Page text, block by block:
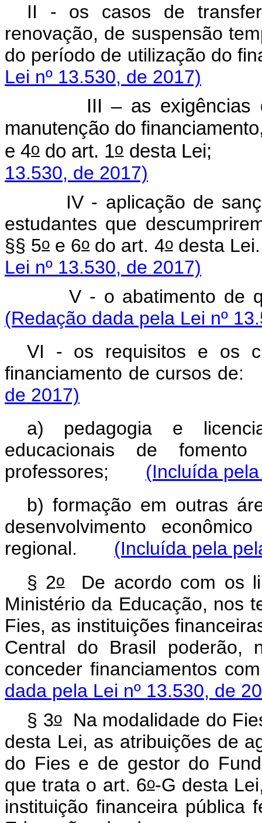
II - os casos de
renovação, de suspensão
do período de utilização
Lei nº 13.530, de 2017)
III – as exigências de
manutenção do
e 4odo art. 1odesta
13.530, de 2017)
IV - aplicação de
estudantes que
§§ 5oe 6odo art. 4o
Lei nº 13.530, de 2017)
V - o abatimento de
(Redação dada pela Lei nº
VI - os requisitos e os
financiamento de cursos
de 2017)
a) pedagogia e
educacionais de
professores; (Incluída
b) formação em outras
desenvolvimento
regional. (Incluída pela
§ 2oDe acordo com os
Ministério da Educação, nos
Fies, as instituições
Central do Brasil poderão,
conceder
dada pela Lei nº 13.530, de
§ 3oNa modalidade do
desta Lei, as atribuições de
do Fies e de gestor do
que trata o art. 6o-G desta
instituição financeira pública